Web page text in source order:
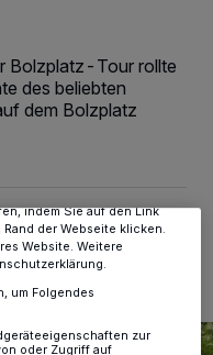
Bolzplatz-Tour rollte
des beliebten
dem Bolzplatz
Lesezeit
greifen auf
oder eindeutige
von OK aktivieren Sie
unsere Partner
aufgeführten
indem Sie auf den Link
der Webseite klicken.
Website. Weitere
um Folgendes
zur
oder Zugriff auf